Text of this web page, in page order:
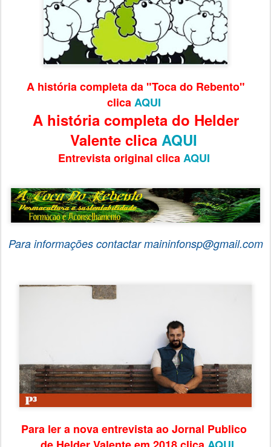
A história completa da "Toca do Rebento"
clicaAQUI
A história completa do Helder
Valente clica AQUI
Entrevista original clicaAQUI
Para informações contactar maininfonsp@gmail.com
Para ler a nova entrevista ao Jornal Publico